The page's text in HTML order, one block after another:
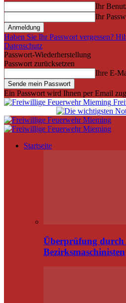
Ihr
Ihr
Haben Sie Ihr Passwort vergessen?
Datenschutz
Passwort-Wiederherstellung
Passwort zurücksetzen
Ihre E-
Ein Passwort wird Ihnen per Email
Startseite
Überprüfung durch
Bezirksmaschinisten